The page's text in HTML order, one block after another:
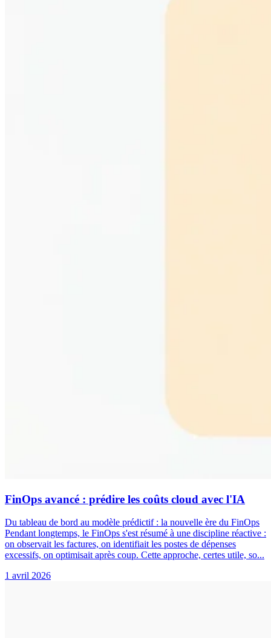
FinOps avancé : prédire les coûts cloud avec l'IA
Du tableau de bord au modèle prédictif : la nouvelle ère du FinOps
Pendant longtemps, le FinOps s'est résumé à une discipline réactive :
on observait les factures, on identifiait les postes de dépenses
excessifs, on optimisait après coup. Cette approche, certes utile, so...
1 avril 2026